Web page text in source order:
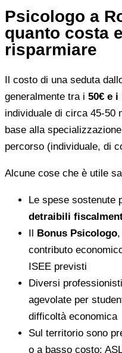
Psicologo a
quanto costa
risparmiare
Il costo di una seduta
generalmente tra i 50€ e i
individuale di circa 45-50
base alla
percorso (individuale, di
Alcune cose che è utile
Le spese sostenute
detraibili
Il Bonus Psicologo
contributo
ISEE previsti
Diversi
agevolate per
difficoltà economica
Sul territorio sono
o a basso costo: